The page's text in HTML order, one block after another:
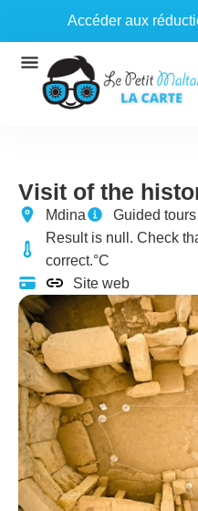
au
contenu
Accéder aux
Visit of the
Mdina
Guided tours
Result is null. Check
correct.°C
Site web